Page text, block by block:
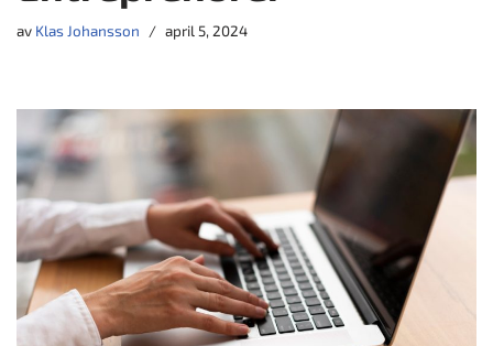
av Klas Johansson april 5, 2024